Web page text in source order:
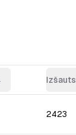
Izšauts
2423